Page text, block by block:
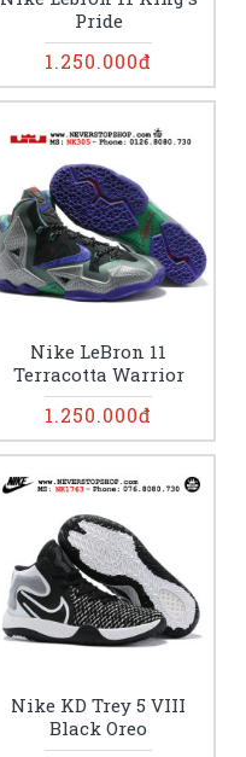
Pride
1.250.000đ
Nike LeBron 11
Terracotta Warrior
1.250.000đ
Nike KD Trey 5 VIII
Black Oreo